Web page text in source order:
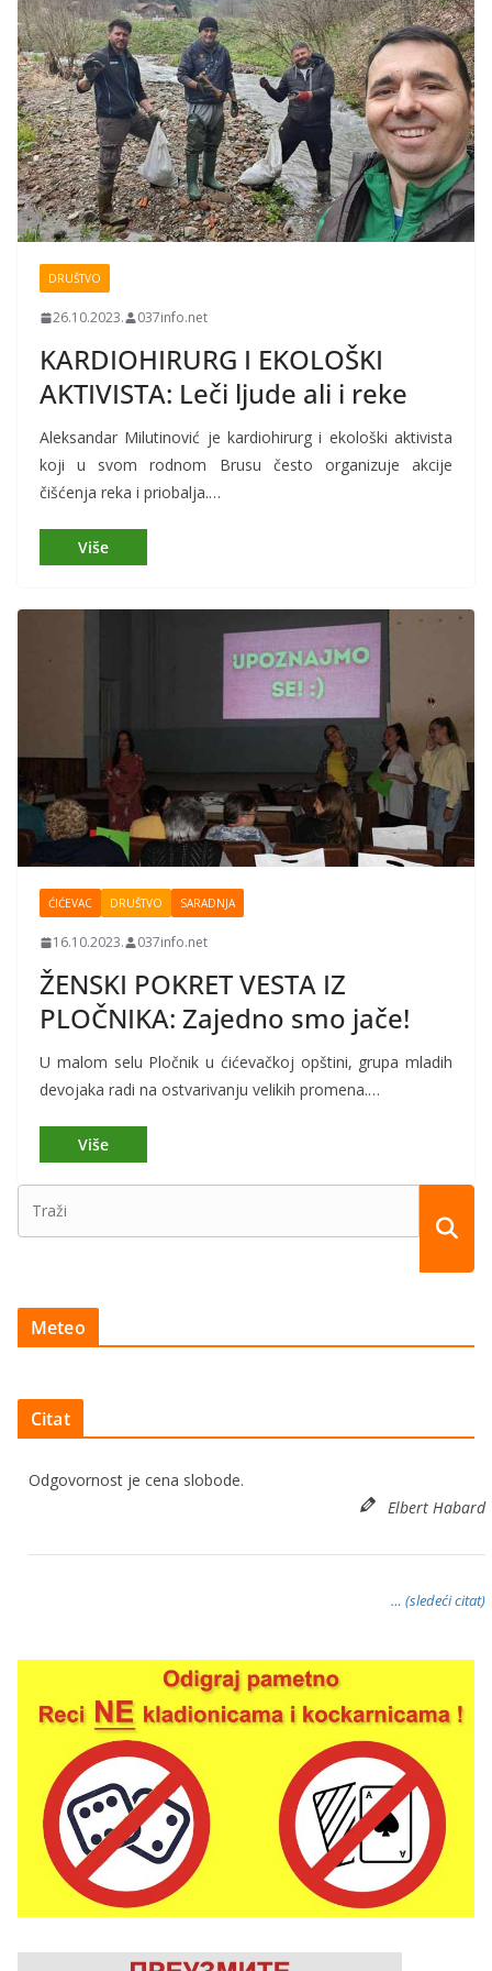
DRUŠTVO
26.10.2023. 037info.net
KARDIOHIRURG I EKOLOŠKI
AKTIVISTA: Leči ljude ali i reke
Aleksandar Milutinović je kardiohirurg i ekološki aktivista
koji u svom rodnom Brusu često organizuje akcije
čišćenja reka i priobalja.…
ĆIĆEVAC DRUŠTVO SARADNJA
16.10.2023. 037info.net
ŽENSKI POKRET VESTA IZ
PLOČNIKA: Zajedno smo jače!
U malom selu Pločnik u ćićevačkoj opštini, grupa mladih
devojaka radi na ostvarivanju velikih promena.…
Meteo
Citat
Odgovornost je cena slobode.
Elbert Habard
… (sledeći citat)